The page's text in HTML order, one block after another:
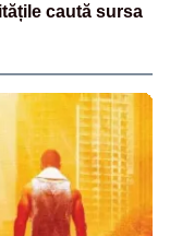
caută sursa